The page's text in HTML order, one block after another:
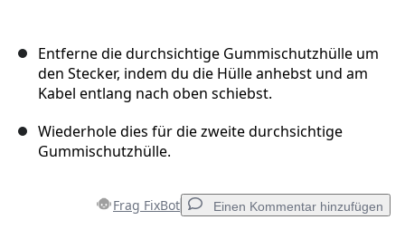
Entferne die durchsichtige Gummischutzhülle um
den Stecker, indem du die Hülle anhebst und am
Kabel entlang nach oben schiebst.
Wiederhole dies für die zweite durchsichtige
Gummischutzhülle.
Frag FixBot Einen Kommentar hinzufügen